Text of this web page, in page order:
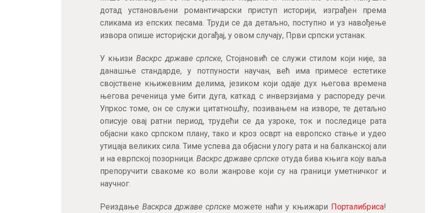
дотад установљени романтичарски приступ историји, изграђен према
сликама из епских песама. Труди се да детаљно, поступно и уз навођење
извора опише историјски догађај, у овом случају, Први српски устанак.
У књизиВаскрс државе српске, Стојановић се служи стилом који није, за
данашње стандарде, у потпуности научан, већ има примесе естетике
својствене књижевним делима, језиком који одаје дух његова времена
његова реченица уме бити дуга, каткад с инверзијама у распореду речи.
Упркос томе, он се служи цитатношћу, позивањем на изворе, те детаљно
описује овај ратни период, трудећи се да узроке, ток и последице рата
објасни како српском плану, тако и кроз осврт на европско стање и удео
утицаја великих сила. Тиме успева да објасни улогу рата и на балканској али
и на еврпској позорници.Васкрс државе српске отуда бива књига коју ваља
препоручити свакоме ко воли жанрове који су на граници уметничког и
научног.
Реиздање Васкрса државе српскеможете наћи у књижари Порталибриса!
Пријавите се за наш NEWSLETTER и
остварите 15% попуста на већ снижене
Купон не важи за књиге које су већ на специјалним акцијама
ПРИЈАВА